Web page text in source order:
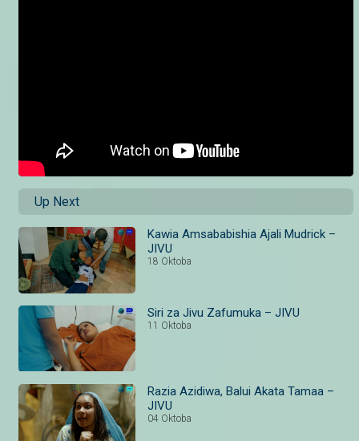
Up Next
Kawia Amsababishia Ajali Mudrick –
JIVU
18 Oktoba
Siri za Jivu Zafumuka – JIVU
11 Oktoba
Razia Azidiwa, Balui Akata Tamaa –
JIVU
04 Oktoba